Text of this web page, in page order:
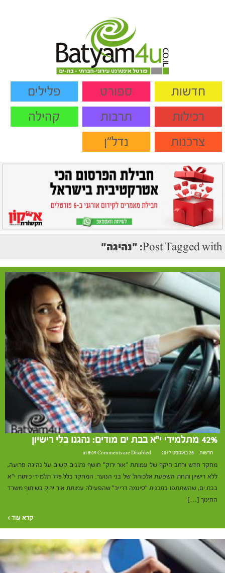
חדשות ספורט
פלילים
רכילות
תרבות
קהילה
צרכנות
נדל"ן
Post Tagged with: "נהיגה"
42% מתלמידי י"א בבת ים מודים: נהגנו בלי רישיון
חדשות 28 באוגוסט 2017 at 8:09 Comments are Disabled
מחקר חדש ורחב היקף של עמותת "אור ירוק" חושף נתונים קשים על נהיגה פרועה,
ללא רישיון ותחת השפעת אלכוהול של בני הנוער. המחקר כלל 775 תלמידי כיתות י"א
בבת ים, שהשתתפו בתכנית "סינמה דרייב" שהפעילה עמותת אור ירוק בשיתוף משרד
החינוך […]
קרא עוד ›